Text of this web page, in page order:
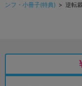
ンフ・小冊子(特典) > 逆転